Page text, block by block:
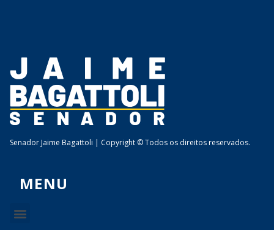
Senador Jaime Bagattoli | Copyright © Todos os direitos reservados.
MENU